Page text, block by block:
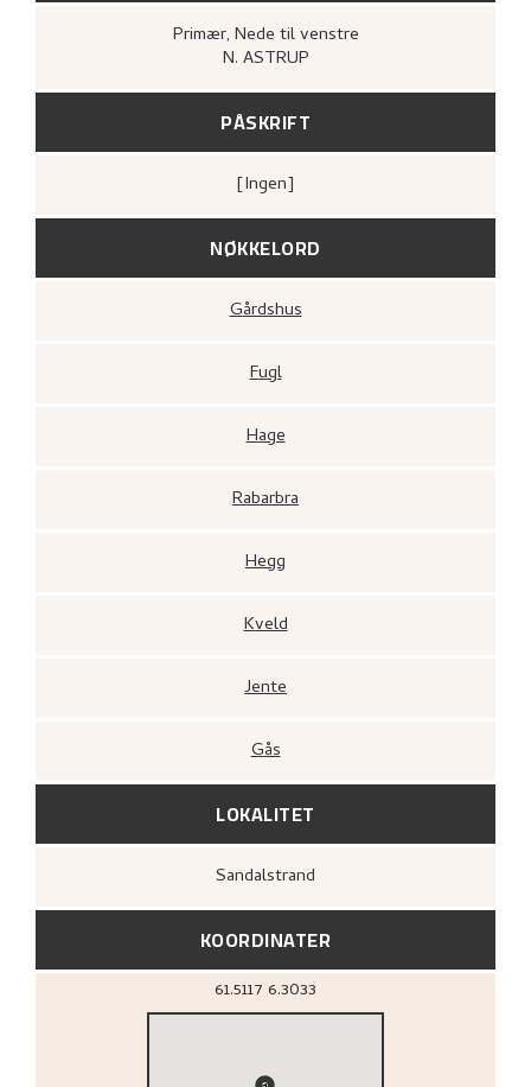
Primær, Nede til venstre
N. ASTRUP
PÅSKRIFT
[ingen]
NØKKELORD
Gårdshus
Fugl
Hage
Rabarbra
Hegg
Kveld
Jente
Gås
LOKALITET
Sandalstrand
KOORDINATER
61.5117 6.3033